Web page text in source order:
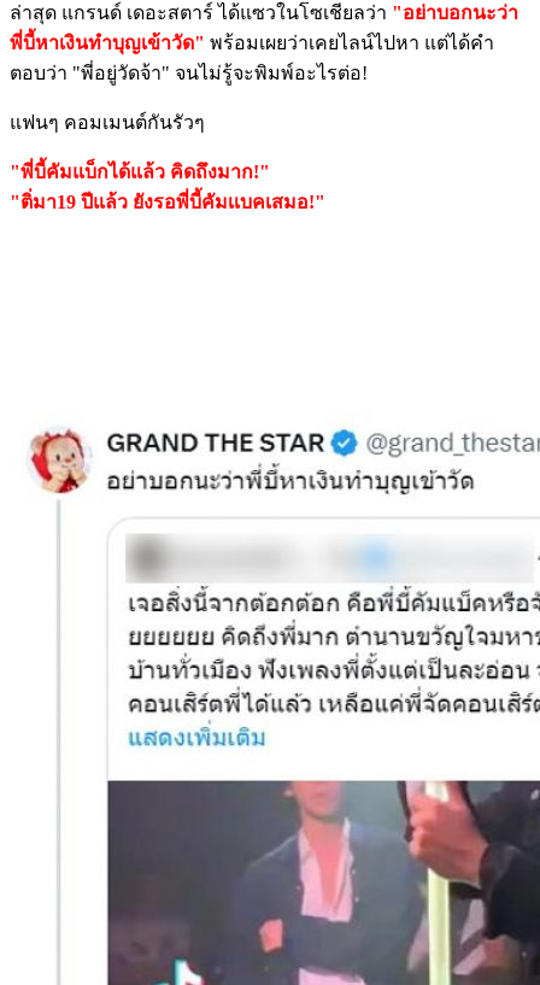
ล่าสุด แกรนด์ เดอะสตาร์ ได้แซวในโซเชียลว่า "อย่าบอกนะว่า
พี่บี้หาเงินทำบุญเข้าวัด" พร้อมเผยว่าเคยไลน์ไปหา แต่ได้คำ
ตอบว่า "พี่อยู่วัดจ้า" จนไม่รู้จะพิมพ์อะไรต่อ!
แฟนๆ คอมเมนต์กันรัวๆ
"พี่บี้คัมแบ็กได้แล้ว คิดถึงมาก!"
"ติ่มา19 ปีแล้ว ยังรอพี่บี้คัมเเบคเสมอ!"